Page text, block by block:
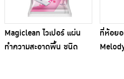
Magiclean ไวเปอร์ แผ่น
ทำความสะอาดพื้น ชนิด
ที่ห้อย